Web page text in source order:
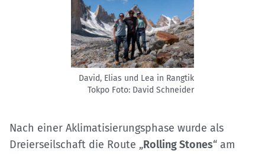
David, Elias und Lea in Rangtik
Tokpo Foto: David Schneider
Nach einer Aklimatisierungsphase wurde als
Dreierseilschaft die Route „Rolling Stones“ am